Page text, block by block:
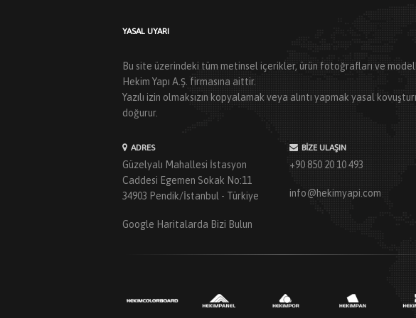
YASAL UYARI
Bu site üzerindeki tüm metinsel içerikler, ürün fotoğrafları ve
Hekim Yapı A.Ş. firmasına aittir.
Yazılı izin olmaksızın kopyalamak veya alıntı yapmak yasal
doğurur.
ADRES
Güzelyalı Mahallesi İstasyon
Caddesi Egemen Sokak No:11
34903 Pendik/İstanbul - Türkiye
Google Haritalarda Bizi Bulun
BIZE ULAŞIN
+90 850 20 10 493
info@hekimyapi.com